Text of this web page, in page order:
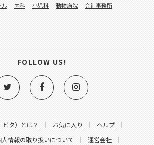
ビタ）とは？ お気に入り
ヘルプ
人情報の取り扱いについて
運営会社
ル 内科 小児科 動物病院
会計事務所
FOLLOW US!